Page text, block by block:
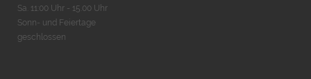
Sa. 11:00 Uhr - 15.00 Uhr
Sonn- und Feiertage
geschlossen